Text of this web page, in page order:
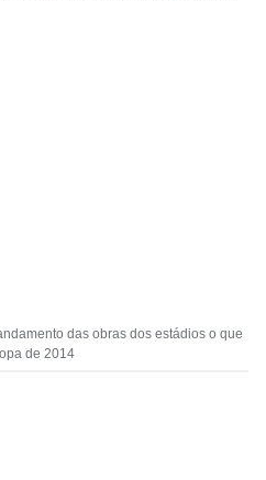
das obras dos estádios o que
de 2014